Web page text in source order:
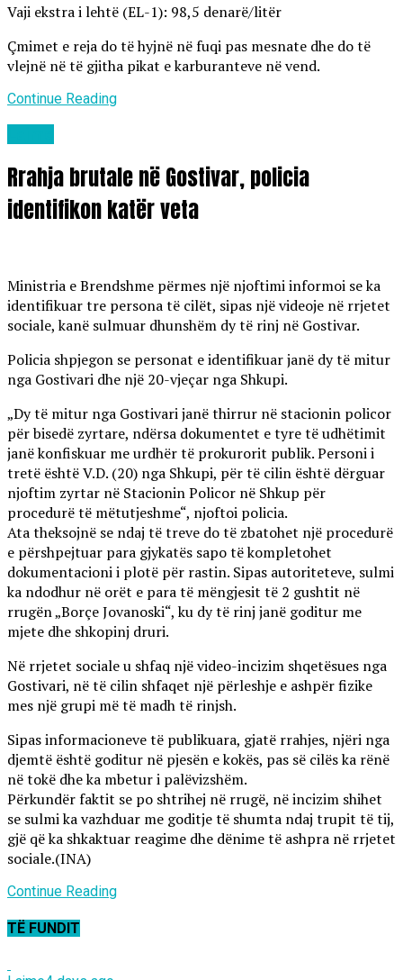
Vaji ekstra i lehtë (EL-1): 98,5 denarë/litër
Çmimet e reja do të hyjnë në fuqi pas mesnate dhe do të
vlejnë në të gjitha pikat e karburanteve në vend.
Continue Reading
Rrahja brutale në Gostivar, policia
identifikon katër veta
Ministria e Brendshme përmes një njoftimi informoi se ka
identifikuar tre persona të cilët, sipas një videoje në rrjetet
sociale, kanë sulmuar dhunshëm dy të rinj në Gostivar.
Policia shpjegon se personat e identifikuar janë dy të mitur
nga Gostivari dhe një 20-vjeçar nga Shkupi.
„Dy të mitur nga Gostivari janë thirrur në stacionin policor
për bisedë zyrtare, ndërsa dokumentet e tyre të udhëtimit
janë konfiskuar me urdhër të prokurorit publik. Personi i
tretë është V.D. (20) nga Shkupi, për të cilin është dërguar
njoftim zyrtar në Stacionin Policor në Shkup për
procedurë të mëtutjeshme“, njoftoi policia.
Ata theksojnë se ndaj të treve do të zbatohet një procedurë
e përshpejtuar para gjykatës sapo të kompletohet
dokumentacioni i plotë për rastin. Sipas autoriteteve, sulmi
ka ndodhur në orët e para të mëngjesit të 2 gushtit në
rrugën „Borçe Jovanoski“, ku dy të rinj janë goditur me
mjete dhe shkopinj druri.
Në rrjetet sociale u shfaq një video-incizim shqetësues nga
Gostivari, në të cilin shfaqet një përleshje e ashpër fizike
mes një grupi më të madh të rinjsh.
Sipas informacioneve të publikuara, gjatë rrahjes, njëri nga
djemtë është goditur në pjesën e kokës, pas së cilës ka rënë
në tokë dhe ka mbetur i palëvizshëm.
Përkundër faktit se po shtrihej në rrugë, në incizim shihet
se sulmi ka vazhduar me goditje të shumta ndaj trupit të tij,
gjë që ka shkaktuar reagime dhe dënime të ashpra në rrjetet
sociale.(INA)
Continue Reading
TË FUNDIT